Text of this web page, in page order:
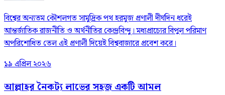
বিশ্বের অন্যতম কৌশলগত সামুদ্রিক পথ হরমুজ প্রণালী দীর্ঘদিন ধরেই
আন্তর্জাতিক রাজনীতি ও অর্থনীতির কেন্দ্রবিন্দু। মধ্যপ্রাচ্যের বিপুল পরিমাণ
অপরিশোধিত তেল এই প্রণালী দিয়েই বিশ্ববাজারে প্রবেশ করে।
১৯ এপ্রিল ২০২৬
আল্লাহর নৈকট্য লাভের সহজ একটি আমল